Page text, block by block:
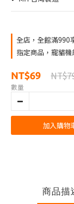
全店，全館滿990
指定商品，寵貓
NT$69
數量
加入購物
商品描